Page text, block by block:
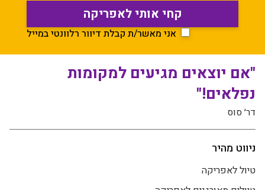
אני מאשר/ת קבלת דיוור רלוונטי במייל
"אם יוצאים מגיעים למקומות
נפלאים!"
דר׳ סוס
ניווט מהיר
טיול לאפריקה